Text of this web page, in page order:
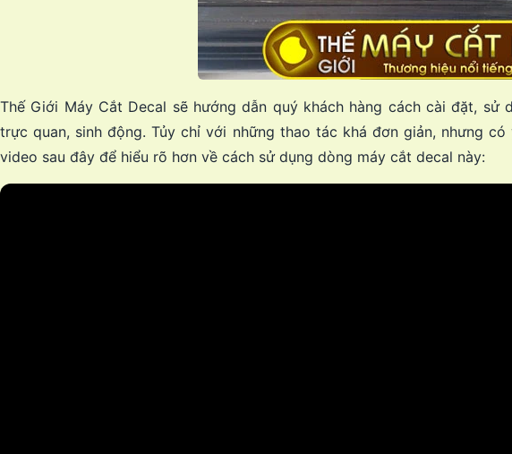
Thế Giới Máy Cắt Decal sẽ hướng dẫn quý khách hàng cách cài đặt,
trực quan, sinh động. Tủy chỉ với những thao tác khá đơn giản, nhưng
video sau đây để hiểu rõ hơn về cách sử dụng dòng máy cắt decal này: